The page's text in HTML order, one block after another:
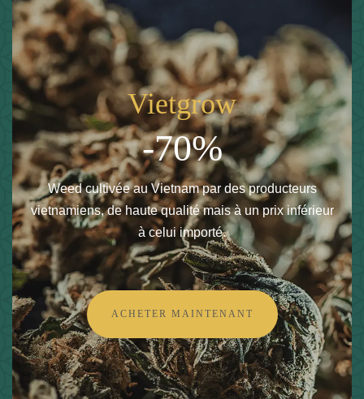
Vietgrow
-70%
Weed cultivée au Vietnam par des producteurs
vietnamiens, de haute qualité mais à un prix inférieur
à celui importé.
ACHETER MAINTENANT